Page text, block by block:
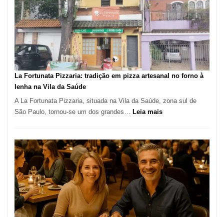
Se
Tornou
Um
dos
Restaurantes
Mais
Icônicos
La Fortunata Pizzaria: tradição em pizza artesanal no forno à
lenha na Vila da Saúde
A La Fortunata Pizzaria, situada na Vila da Saúde, zona sul de
São Paulo, tornou-se um dos grandes… Leia mais:
Pizzaria:
tradição
em
pizza
artesanal
forno